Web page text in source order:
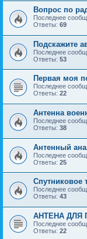
Вопрос по
Последнее
Ответы: 69
Подскажите
Последнее
Ответы: 53
Первая моя
Последнее
Ответы: 22
Антенна
Последнее
Ответы: 38
Антенный
Последнее
Ответы: 25
Спутниковое
Последнее
Ответы: 43
АНТЕНА ДЛЯ
Последнее
Ответы: 22